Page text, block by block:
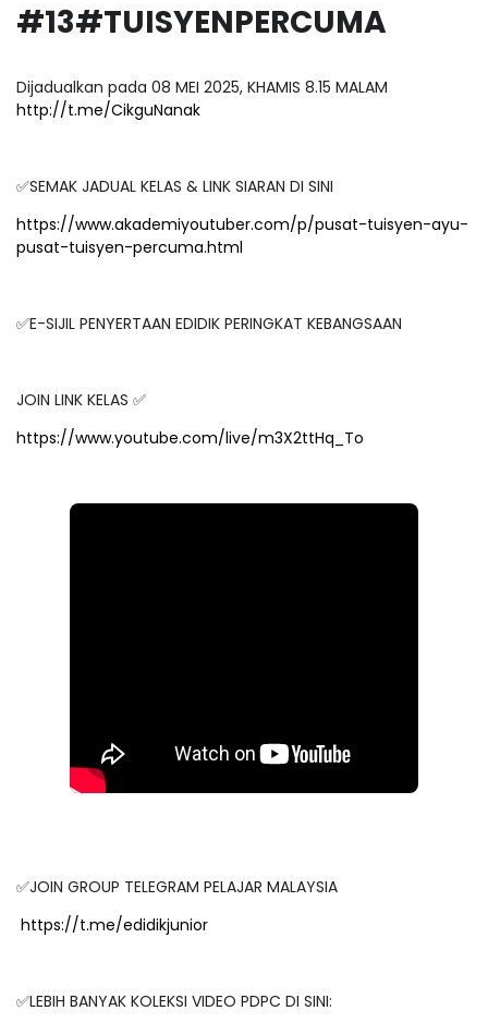
#13#TUISYENPERCUMA
Dijadualkan pada 08 MEI 2025, KHAMIS 8.15 MALAM
http://t.me/CikguNanak
✅SEMAK JADUAL KELAS & LINK SIARAN DI SINI
https://www.akademiyoutuber.com/p/pusat-tuisyen-ayu-
pusat-tuisyen-percuma.html
✅E-SIJIL PENYERTAAN EDIDIK PERINGKAT KEBANGSAAN
JOIN LINK KELAS ✅
https://www.youtube.com/live/m3X2ttHq_To
✅JOIN GROUP TELEGRAM PELAJAR MALAYSIA
https://t.me/edidikjunior
✅LEBIH BANYAK KOLEKSI VIDEO PDPC DI SINI: